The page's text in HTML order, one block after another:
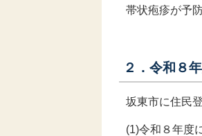
帯状疱疹が予
２．令和８
坂東市に住民
(1)令和８年度